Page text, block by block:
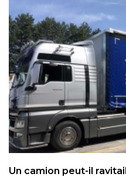
Un camion peut-il